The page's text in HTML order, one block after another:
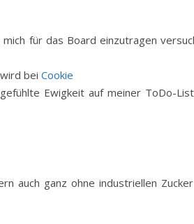
für das Board einzutragen
bei Cookie
Ewigkeit auf meiner ToDo-
auch ganz ohne industriellen